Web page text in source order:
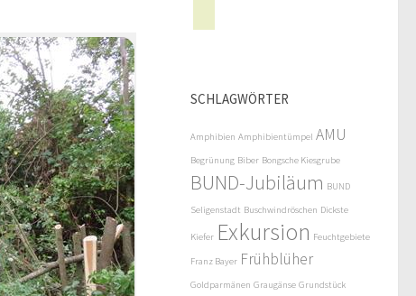
SCHLAGWÖRTER
Amphibien Amphibientümpel AMU
Begrünung Biber Bongsche Kiesgrube
BUND-Jubiläum BUND
Seligenstadt Buschwindröschen Dickste
Kiefer Exkursion Feuchtgebiete
Franz Bayer Frühblüher
Goldparmänen Graugänse Grundstück